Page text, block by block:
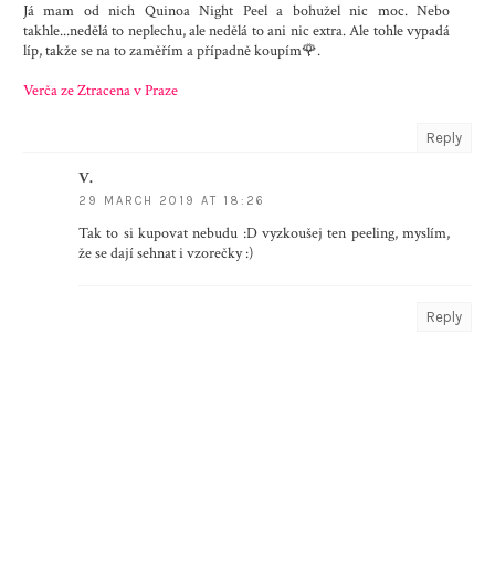
Já mam od nich Quinoa Night Peel a bohužel nic moc. Nebo
takhle...nedělá to neplechu, ale nedělá to ani nic extra. Ale tohle vypadá
líp, takže se na to zaměřím a případně koupím🌹.
Verča ze Ztracena v Praze
Reply
V.
29 MARCH 2019 AT 18:26
Tak to si kupovat nebudu :D vyzkoušej ten peeling, myslím,
že se dají sehnat i vzorečky :)
Reply